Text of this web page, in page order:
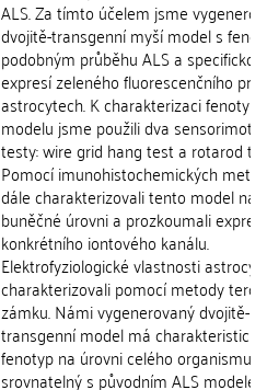
ALS. Za tímto účelem jsme
dvojitě-transgenní myší model s
podobným průběhu ALS a specifickou
expresí zeleného fluorescenčního
astrocytech. K charakterizaci
modelu jsme použili dva
testy: wire grid hang test a rotarod
Pomocí imunohistochemických
dále charakterizovali tento model na
buněčné úrovni a prozkoumali expresi
konkrétního iontového kanálu.
Elektrofyziologické vlastnosti
charakterizovali pomocí metody
zámku. Námi vygenerovaný dvojitě-
transgenní model má
fenotyp na úrovni celého organismu
srovnatelný s původním ALS